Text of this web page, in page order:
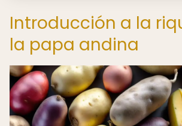
Introducción a la
la papa andina